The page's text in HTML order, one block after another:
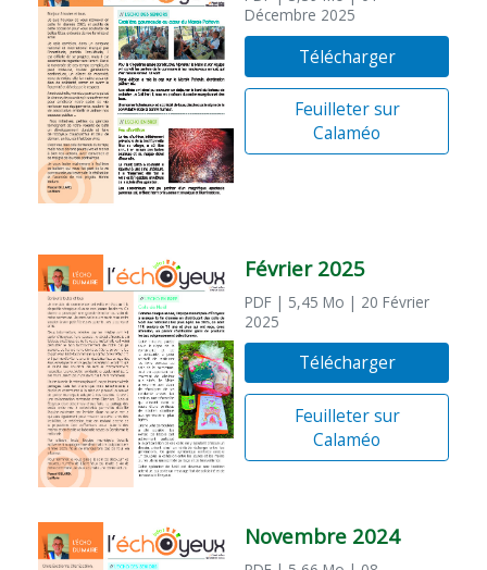
Décembre 2025
Télécharger
Feuilleter sur
Calaméo
Février 2025
PDF | 5,45 Mo | 20 Février
2025
Télécharger
Feuilleter sur
Calaméo
Novembre 2024